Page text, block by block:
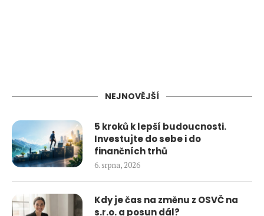
NEJNOVĚJŠÍ
5 kroků k lepší budoucnosti.
Investujte do sebe i do
finančních trhů
6. srpna, 2026
Kdy je čas na změnu z OSVČ na
s.r.o. a posun dál?